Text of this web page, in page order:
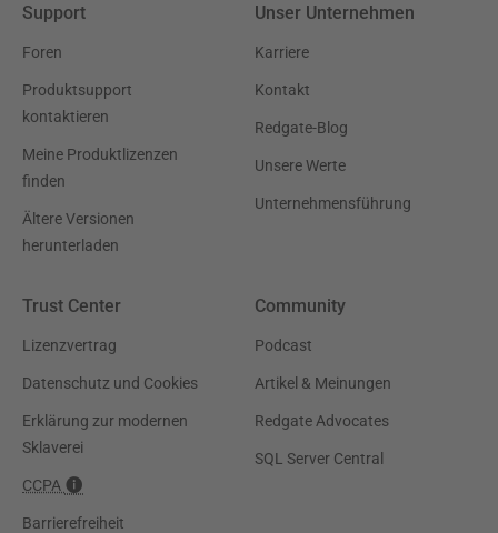
Support
Foren
Produktsupport
kontaktieren
Meine Produktlizenzen
finden
Ältere Versionen
herunterladen
Unser Unternehmen
Karriere
Kontakt
Redgate-Blog
Unsere Werte
Unternehmensführung
Trust Center
Lizenzvertrag
Datenschutz und Cookies
Erklärung zur modernen
Sklaverei
CCPA
Barrierefreiheit
Community
Podcast
Artikel & Meinungen
Redgate Advocates
SQL Server Central